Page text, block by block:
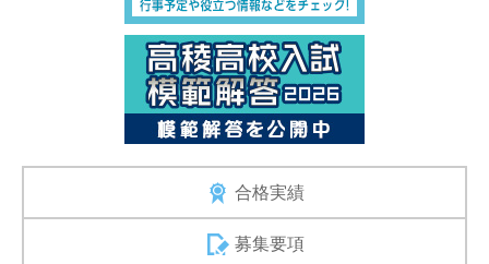
合格実績
募集要項